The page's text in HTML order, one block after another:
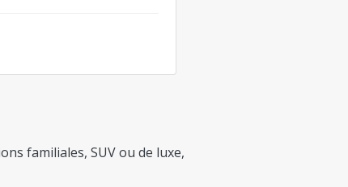
familiales, SUV ou de luxe,